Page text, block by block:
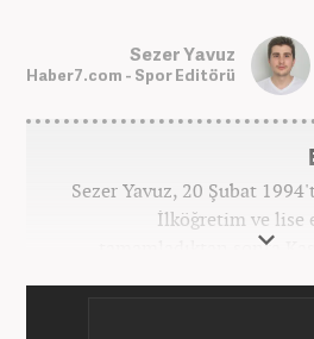
Sezer Yavuz
Haber7.com - Spor Editörü
Sezer Yavuz, 20 Şubat
İlköğretim ve
tamamladıktan sonra